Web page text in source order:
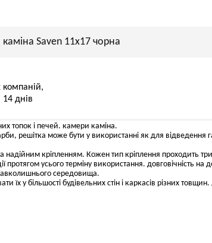
Saven 11х17 чорна
компаній,
днів
топок і печей. камери каміна.
решітка може бути у використанні як для відведення
кріпленням. Кожен тип кріплення проходить
протягом усього терміну використання. довговічність на
навколишнього середовища.
у більшості будівельних стін і каркасів різних